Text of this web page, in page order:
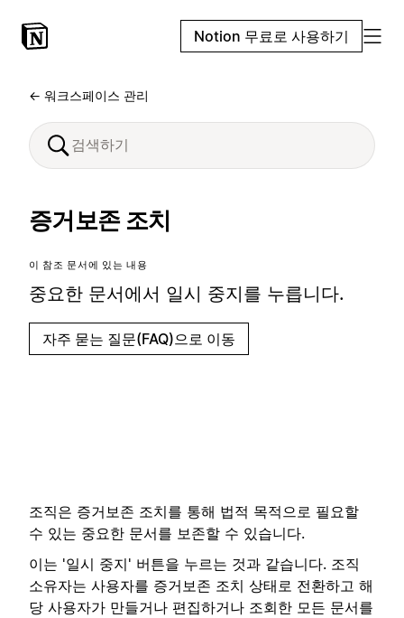
Notion 무료로 사용하기
← 워크스페이스 관리
증거보존 조치
이 참조 문서에 있는 내용
중요한 문서에서 일시 중지를 누릅니다.
자주 묻는 질문(FAQ)으로 이동
조직은 증거보존 조치를 통해 법적 목적으로 필요할
수 있는 중요한 문서를 보존할 수 있습니다.
이는 '일시 중지' 버튼을 누르는 것과 같습니다. 조직
소유자는 사용자를 증거보존 조치 상태로 전환하고 해
당 사용자가 만들거나 편집하거나 조회한 모든 문서를